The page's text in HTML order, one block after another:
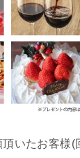
いたお客様(